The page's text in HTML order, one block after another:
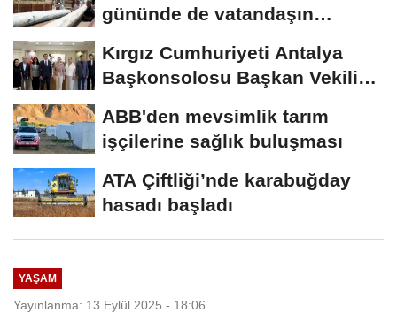
gününde de vatandaşın
Kırgız Cumhuriyeti Antalya
Başkonsolosu Başkan Vekili
ABB'den mevsimlik tarım
işçilerine sağlık buluşması
ATA Çiftliği’nde karabuğday
hasadı başladı
YAŞAM
Yayınlanma: 13 Eylül 2025 - 18:06